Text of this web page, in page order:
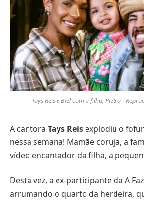
Tays Reis e Biel com a filha, Pietra -
A cantora Tays Reis explodiu o
nessa semana! Mamãe coruja, a
vídeo encantador da filha, a
Desta vez, a ex-participante da A
arrumando o quarto da herdeira,